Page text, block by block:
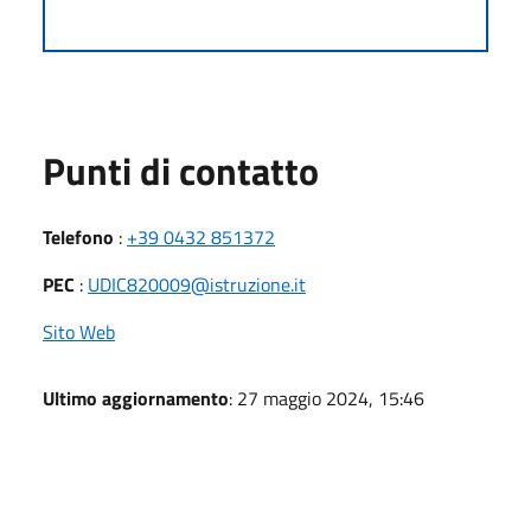
Punti di contatto
Telefono : +39 0432 851372
PEC : UDIC820009@istruzione.it
Sito Web
Ultimo aggiornamento: 27 maggio 2024, 15:46